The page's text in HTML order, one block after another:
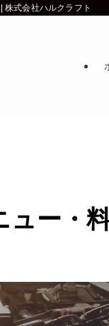
株式会社ハルクラフト
ュー・